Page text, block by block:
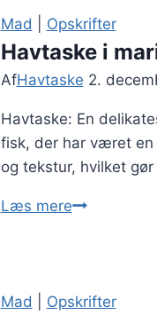
Mad Opskrifter
Havtaske i
AfHavtaske 2.
Havtaske: En
fisk, der har været en
og tekstur, hvilket
Læs mereHavtaske
svampe
Mad Opskrifter